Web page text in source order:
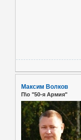
Максим Волков
П\о "50-я Армия"